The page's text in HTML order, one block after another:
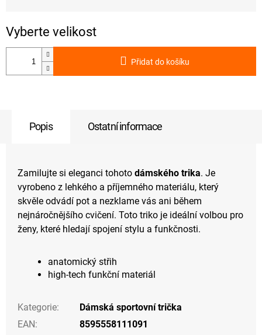
Přidat do košíku
Popis Ostatní informace
Zamilujte si eleganci tohoto dámského trika. Je
vyrobeno z lehkého a příjemného materiálu, který
skvěle odvádí pot a nezklame vás ani během
nejnáročnějšího cvičení. Toto triko je ideální volbou pro
ženy, které hledají spojení stylu a funkčnosti.
anatomický střih
high-tech funkční materiál
Kategorie:
Dámská sportovní trička
EAN:
8595558111091